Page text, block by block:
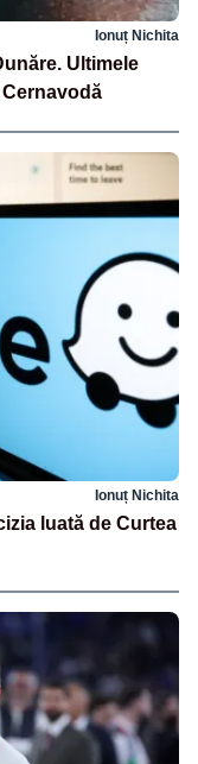
Ionuț Nichita
Ultimele
Ionuț Nichita
luată de Curtea